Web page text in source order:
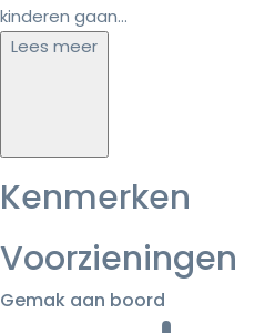
kinderen gaan...
Lees meer
Kenmerken
Voorzieningen
Gemak aan boord